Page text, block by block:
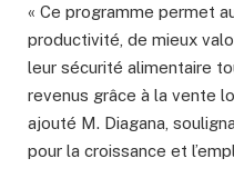
« Ce programme permet
productivité, de mieux
leur sécurité alimentaire
revenus grâce à la vente
ajouté M. Diagana,
pour la croissance et